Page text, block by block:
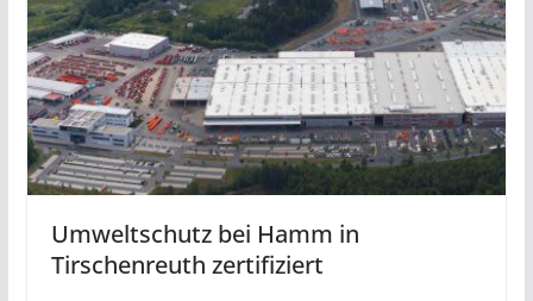
Umweltschutz bei Hamm in
Tirschenreuth zertifiziert